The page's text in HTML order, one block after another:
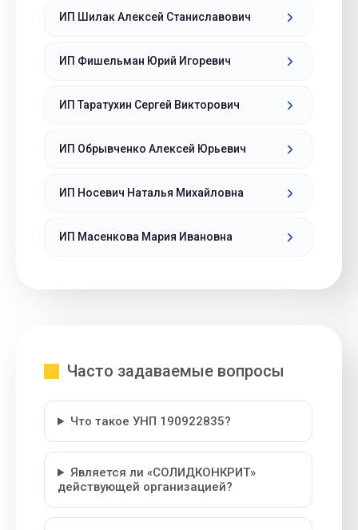
ИП Шилак Алексей Станиславович
ИП Фишельман Юрий Игоревич
ИП Таратухин Сергей Викторович
ИП Обрывченко Алексей Юрьевич
ИП Носевич Наталья Михайловна
ИП Масенкова Мария Ивановна
Часто задаваемые вопросы
Что такое УНП 190922835?
Является ли «СОЛИДКОНКРИТ»
действующей организацией?